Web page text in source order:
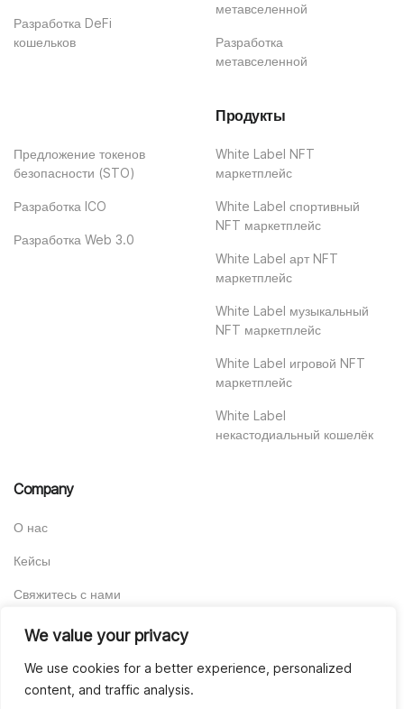
We value your privacy
We use cookies for a better experience, personalized
content, and traffic analysis.
Разработка DeFi
кошельков
метавселенной
Разработка
метавселенной
Предложение токенов
безопасности (STO)
Разработка ICO
Разработка Web 3.0
Продукты
White Label NFT
маркетплейс
White Label спортивный
NFT маркетплейс
White Label арт NFT
маркетплейс
White Label музыкальный
NFT маркетплейс
White Label игровой NFT
маркетплейс
White Label
некастодиальный кошелёк
Company
О нас
Кейсы
Свяжитесь с нами